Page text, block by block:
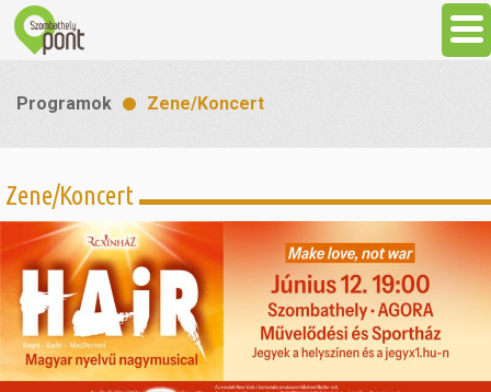
Látnivalók
Gasztronómia
Szállás
Programok Zene/Koncert
Zene/Koncert